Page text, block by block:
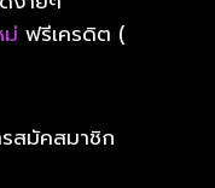
ฟรีเครดิต (
สมัคสมาชิก